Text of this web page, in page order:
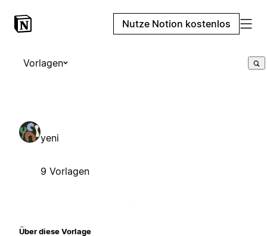
Nutze Notion kostenlos
Vorlagen
yeni
9 Vorlagen
Über diese Vorlage